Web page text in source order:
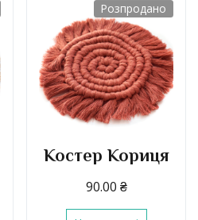
Розпродано
Костер Кориця
90.00 ₴